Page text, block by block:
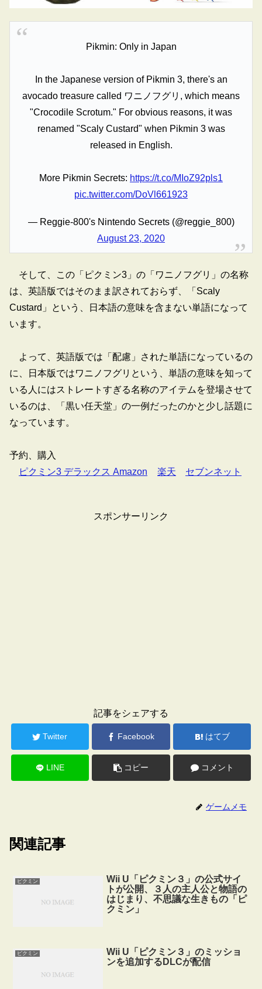
Pikmin: Only in Japan
In the Japanese version of Pikmin 3, there's an
avocado treasure called ワニノフグリ, which means
"Crocodile Scrotum." For obvious reasons, it was
renamed "Scaly Custard" when Pikmin 3 was
released in English.
More Pikmin Secrets: https://t.co/MIoZ92pls1
pic.twitter.com/DoVl661923
— Reggie-800's Nintendo Secrets (@reggie_800)
August 23, 2020
そして、この「ピクミン3」の「ワニノフグリ」の名称
は、英語版ではそのまま訳されておらず、「Scaly
Custard」という、日本語の意味を含まない単語になって
います。
よって、英語版では「配慮」された単語になっているの
に、日本版ではワニノフグリという、単語の意味を知って
いる人にはストレートすぎる名称のアイテムを登場させて
いるのは、「黒い任天堂」の一例だったのかと少し話題に
なっています。
予約、購入
ピクミン3 デラックス Amazon
楽天 セブンネット
スポンサーリンク
記事をシェアする
Twitter Facebook はてブ
LINE コピー コメント
ゲームメモ
関連記事
ピクミン
Wii U「ピクミン３」の公式サイ
トが公開、３人の主人公と物語の
はじまり、不思議な生きもの「ピ
クミン」
ピクミン
Wii U「ピクミン３」のミッショ
ンを追加するDLCが配信